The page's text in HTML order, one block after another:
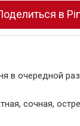
в
в очередной
сочная,